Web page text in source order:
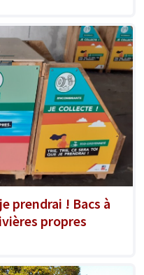
prendrai ! Bacs à
propres